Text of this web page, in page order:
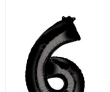
favorite_border